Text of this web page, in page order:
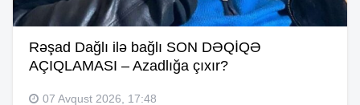
Rəşad Dağlı ilə bağlı SON DƏQİQƏ
AÇIQLAMASI – Azadlığa çıxır?
07 Avqust 2026, 17:48